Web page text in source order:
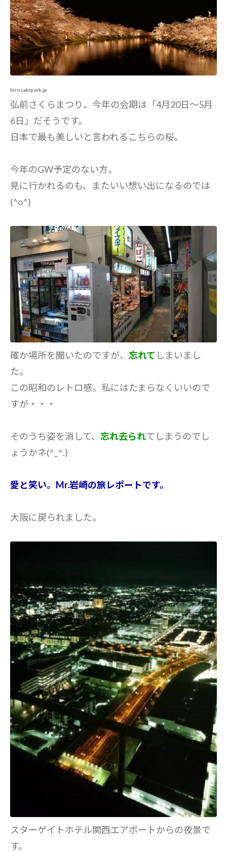
hirosakipark.jp
弘前さくらまつり。今年の会期は「4月20日～5月
6日」だそうです。
日本で最も美しいと言われるこちらの桜。
今年のGW予定のない方。
見に行かれるのも、またいい想い出になるのでは
(^o^)
確か場所を聞いたのですが、 忘れて しまいまし
た。
この昭和のレトロ感。私にはたまらなくいいので
すが・・・
そのうち姿を消して、 忘れ去られてしまうのでし
ょうかネ(^_^.)
愛と笑い。Mr.岩崎の旅レポートです。
大阪に戻られました。
スターゲイトホテル関西エアポートからの夜景で
す。